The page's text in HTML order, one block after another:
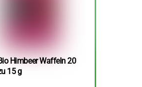
Himbeer Waffeln 20
15 g